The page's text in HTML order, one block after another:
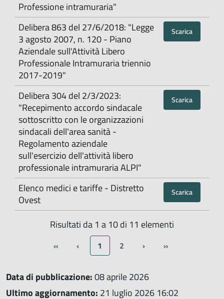
Professione intramuraria"
Delibera 863 del 27/6/2018: "Legge
3 agosto 2007, n. 120 - Piano
Aziendale sull'Attività Libero
Professionale Intramuraria triennio
2017-2019"
Scarica
Delibera 304 del 2/3/2023:
"Recepimento accordo sindacale
sottoscritto con le organizzazioni
sindacali dell'area sanità -
Regolamento aziendale
sull'esercizio dell'attività libero
professionale intramuraria ALPI"
Scarica
Elenco medici e tariffe - Distretto
Ovest
Scarica
Risultati da 1 a 10 di 11 elementi
« ‹ 1 2 › »
Data di pubblicazione:08 aprile 2026
Ultimo aggiornamento: 21 luglio 2026 16:02